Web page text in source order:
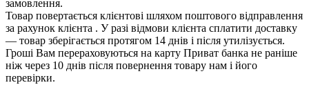
замовлення.
Товар повертається клієнтові шляхом поштового відправлення
за рахунок клієнта . У разі відмови клієнта сплатити доставку
― товар зберігається протягом 14 днів і після утилізується.
Гроші Вам перераховуються на карту Приват банка не раніше
ніж через 10 днів після повернення товару нам і його
перевірки.